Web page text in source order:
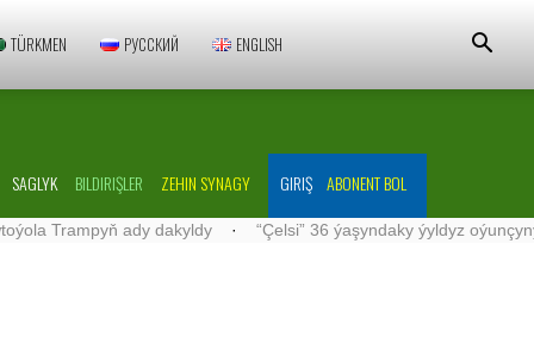
TÜRKMEN РУССКИЙ ENGLISH
SAGLYK BILDIRIŞLER ZEHIN SYNAGY GIRIŞ ABONENT BOL
ady dakyldy · “Çelsi” 36 ýaşyndaky ýyldyz oýunçyny